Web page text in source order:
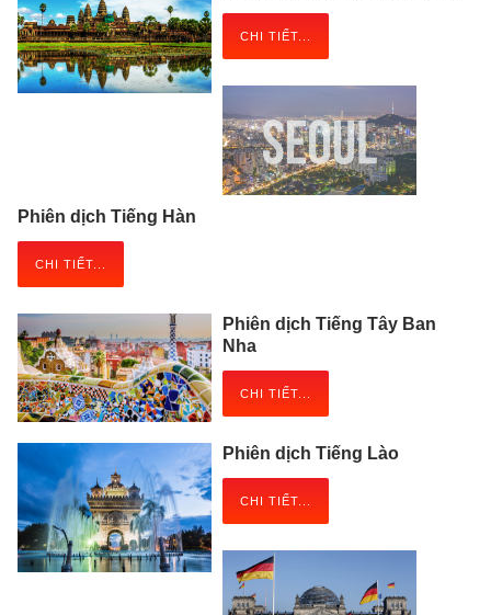
CHI TIẾT...
Phiên dịch Tiếng Hàn
CHI TIẾT...
Phiên dịch Tiếng Tây Ban
Nha
CHI TIẾT...
Phiên dịch Tiếng Lào
CHI TIẾT...